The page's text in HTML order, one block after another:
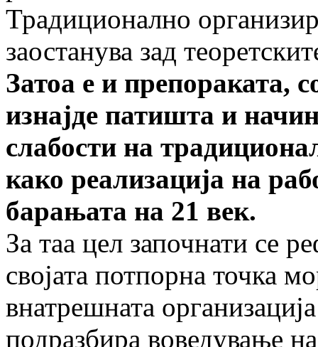
Традиционално
заостанува зад
Затоа е и препораката,
изнајде патишта и
слабости на
како реализација на
барањата на 21 век.
За таа цел започнати се
својата пот­порна точка
внатрешната
подразбира воведување